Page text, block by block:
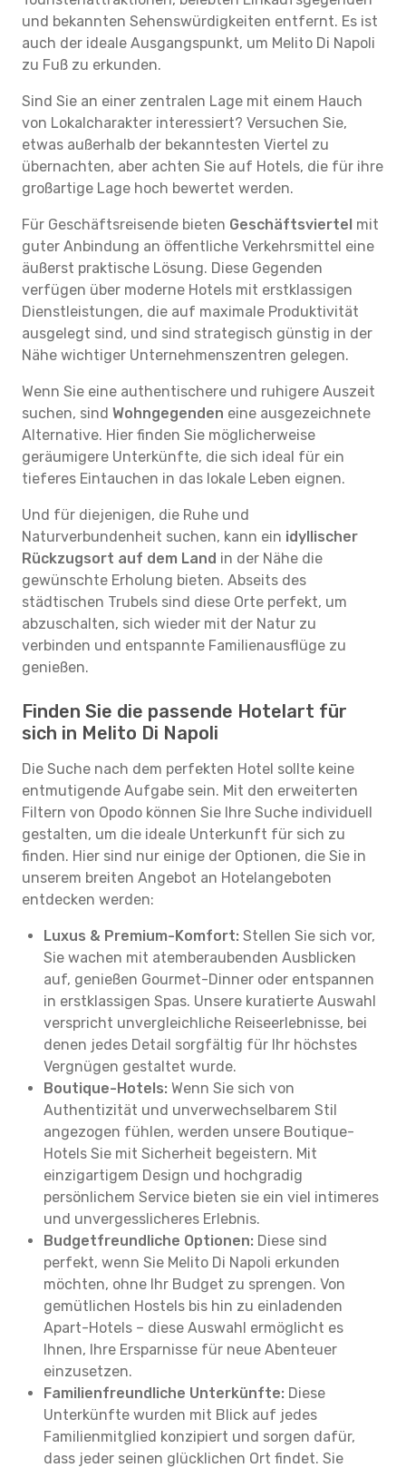
und bekannten Sehenswürdigkeiten entfernt. Es ist
auch der ideale Ausgangspunkt, um Melito Di Napoli
zu Fuß zu erkunden.
Sind Sie an einer zentralen Lage mit einem Hauch
von Lokalcharakter interessiert? Versuchen Sie,
etwas außerhalb der bekanntesten Viertel zu
übernachten, aber achten Sie auf Hotels, die für ihre
großartige Lage hoch bewertet werden.
Für Geschäftsreisende bieten Geschäftsviertel mit
guter Anbindung an öffentliche Verkehrsmittel eine
äußerst praktische Lösung. Diese Gegenden
verfügen über moderne Hotels mit erstklassigen
Dienstleistungen, die auf maximale Produktivität
ausgelegt sind, und sind strategisch günstig in der
Nähe wichtiger Unternehmenszentren gelegen.
Wenn Sie eine authentischere und ruhigere Auszeit
suchen, sind Wohngegenden eine ausgezeichnete
Alternative. Hier finden Sie möglicherweise
geräumigere Unterkünfte, die sich ideal für ein
tieferes Eintauchen in das lokale Leben eignen.
Und für diejenigen, die Ruhe und
Naturverbundenheit suchen, kann ein idyllischer
Rückzugsort auf dem Land in der Nähe die
gewünschte Erholung bieten. Abseits des
städtischen Trubels sind diese Orte perfekt, um
abzuschalten, sich wieder mit der Natur zu
verbinden und entspannte Familienausflüge zu
genießen.
Finden Sie die passende Hotelart für
sich in Melito Di Napoli
Die Suche nach dem perfekten Hotel sollte keine
entmutigende Aufgabe sein. Mit den erweiterten
Filtern von Opodo können Sie Ihre Suche individuell
gestalten, um die ideale Unterkunft für sich zu
finden. Hier sind nur einige der Optionen, die Sie in
unserem breiten Angebot an Hotelangeboten
entdecken werden:
Luxus & Premium-Komfort: Stellen Sie sich vor,
Sie wachen mit atemberaubenden Ausblicken
auf, genießen Gourmet-Dinner oder entspannen
in erstklassigen Spas. Unsere kuratierte Auswahl
verspricht unvergleichliche Reiseerlebnisse, bei
denen jedes Detail sorgfältig für Ihr höchstes
Vergnügen gestaltet wurde.
Boutique-Hotels: Wenn Sie sich von
Authentizität und unverwechselbarem Stil
angezogen fühlen, werden unsere Boutique-
Hotels Sie mit Sicherheit begeistern. Mit
einzigartigem Design und hochgradig
persönlichem Service bieten sie ein viel intimeres
und unvergesslicheres Erlebnis.
Budgetfreundliche Optionen: Diese sind
perfekt, wenn Sie Melito Di Napoli erkunden
möchten, ohne Ihr Budget zu sprengen. Von
gemütlichen Hostels bis hin zu einladenden
Apart-Hotels – diese Auswahl ermöglicht es
Ihnen, Ihre Ersparnisse für neue Abenteuer
einzusetzen.
Familienfreundliche Unterkünfte: Diese
Unterkünfte wurden mit Blick auf jedes
Familienmitglied konzipiert und sorgen dafür,
dass jeder seinen glücklichen Ort findet. Sie